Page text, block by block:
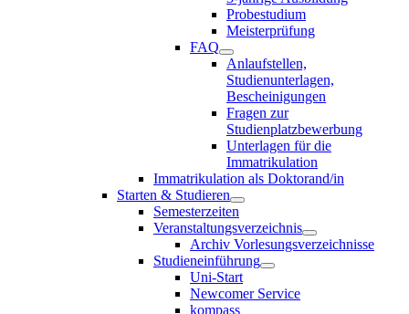
Probestudium
Meisterprüfung
FAQ
Anlaufstellen,
Studienunterlagen,
Bescheinigungen
Fragen zur
Studienplatzbewerbung
Unterlagen für die
Immatrikulation
Immatrikulation als Doktorand/in
Starten & Studieren
Semesterzeiten
Veranstaltungsverzeichnis
Archiv Vorlesungsverzeichnisse
Studieneinführung
Uni-Start
Newcomer Service
kompass